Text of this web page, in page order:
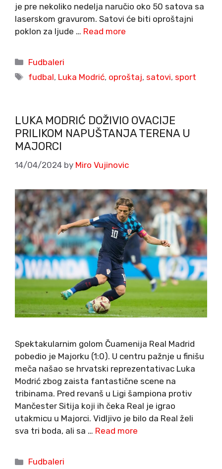
je pre nekoliko nedelja naručio oko 50 satova sa
laserskom gravurom. Satovi će biti oproštajni
poklon za ljude … Read more
Categories
Fudbaleri
Tags
fudbal, Luka Modrić, oproštaj, satovi, sport
LUKA MODRIĆ DOŽIVIO OVACIJE
PRILIKOM NAPUŠTANJA TERENA U
MAJORCI
14/04/2024 by Miro Vujinovic
Spektakularnim golom Čuamenija Real Madrid
pobedio je Majorku (1:0). U centru pažnje u finišu
meča našao se hrvatski reprezentativac Luka
Modrić zbog zaista fantastične scene na
tribinama. Pred revanš u Ligi šampiona protiv
Mančester Sitija koji ih čeka Real je igrao
utakmicu u Majorci. Vidljivo je bilo da Real želi
sva tri boda, ali sa … Read more
Categories
Fudbaleri